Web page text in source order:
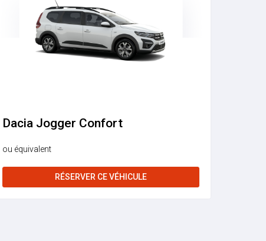
Dacia Jogger Confort
ou équivalent
RÉSERVER CE VÉHICULE